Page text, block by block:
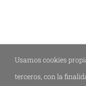
Usamos cookies
terceros, con la